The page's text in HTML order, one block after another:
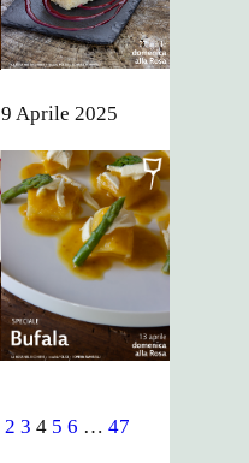
9 Aprile 2025
2 3 4 5 6 … 47